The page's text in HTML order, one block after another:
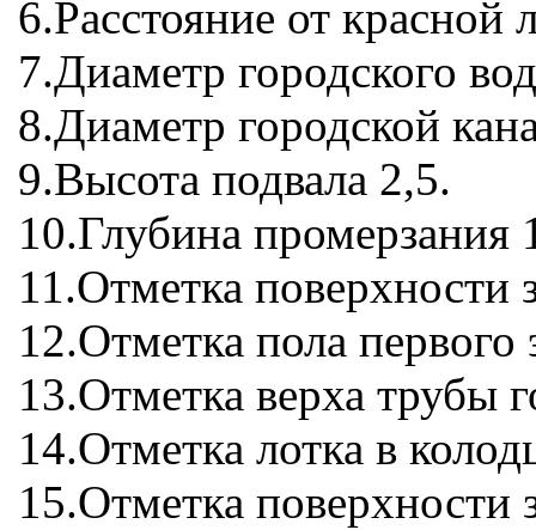
6.Расстояние от красной
7.Диаметр городского
8.Диаметр городской
9.Высота подвала 2,5.
10.Глубина промерзания
11.Отметка поверхности
12.Отметка пола первого
13.Отметка верха трубы
14.Отметка лотка в
15.Отметка поверхности